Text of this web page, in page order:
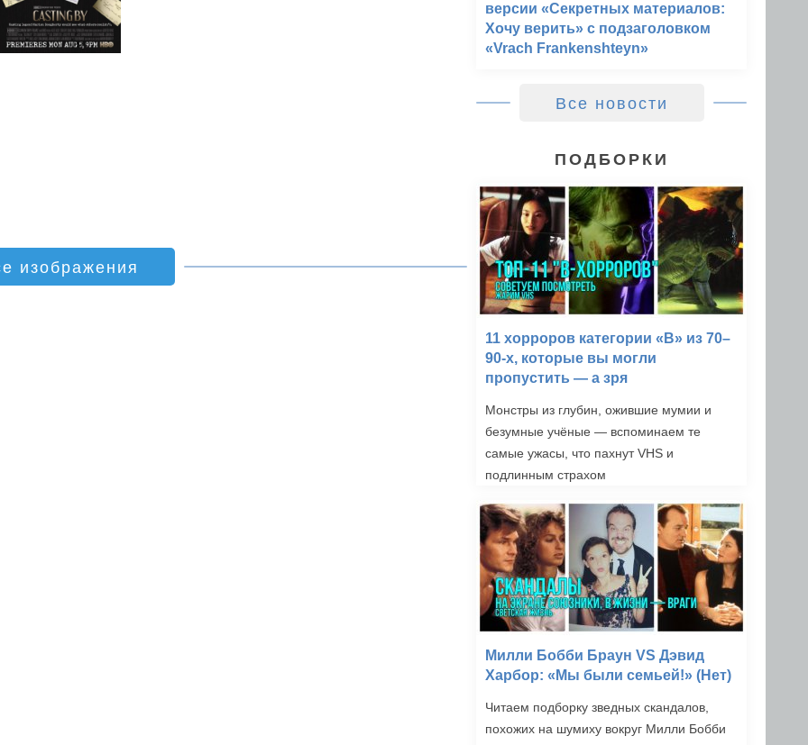
изображения
версии «Секретных материалов:
Хочу верить» с подзаголовком
«Vrach Frankenshteyn»
Все новости
ПОДБОРКИ
11 хорроров категории «B» из 70–
90-х, которые вы могли
пропустить — а зря
Монстры из глубин, ожившие мумии и
безумные учёные — вспоминаем те
самые ужасы, что пахнут VHS и
подлинным страхом
Милли Бобби Браун VS Дэвид
Харбор: «Мы были семьей!» (Нет)
Читаем подборку зведных скандалов,
похожих на шумиху вокруг Милли Бобби